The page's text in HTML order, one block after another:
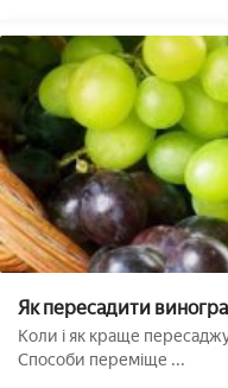
Як пересадити
місце
Коли і як краще
Способи переміще ...